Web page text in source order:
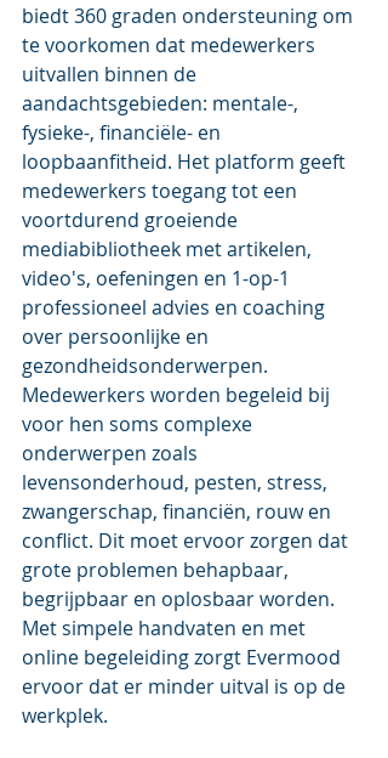
biedt 360 graden ondersteuning om
te voorkomen dat medewerkers
uitvallen binnen de
aandachtsgebieden: mentale-,
fysieke-, financiële- en
loopbaanfitheid. Het platform geeft
medewerkers toegang tot een
voortdurend groeiende
mediabibliotheek met artikelen,
video's, oefeningen en 1-op-1
professioneel advies en coaching
over persoonlijke en
gezondheidsonderwerpen.
Medewerkers worden begeleid bij
voor hen soms complexe
onderwerpen zoals
levensonderhoud, pesten, stress,
zwangerschap, financiën, rouw en
conflict. Dit moet ervoor zorgen dat
grote problemen behapbaar,
begrijpbaar en oplosbaar worden.
Met simpele handvaten en met
online begeleiding zorgt Evermood
ervoor dat er minder uitval is op de
werkplek.